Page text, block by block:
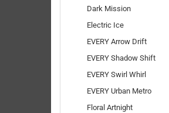
Dark Mission
Electric Ice
EVERY Arrow Drift
EVERY Shadow Shift
EVERY Swirl Whirl
EVERY Urban Metro
Floral Artnight